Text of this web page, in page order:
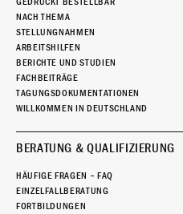
NACH THEMA
STELLUNGNAHMEN
ARBEITSHILFEN
BERICHTE UND STUDIEN
FACHBEITRÄGE
TAGUNGSDOKUMENTATIONEN
WILLKOMMEN IN DEUTSCHLAND
BERATUNG & QUALIFIZIERUNG
HÄUFIGE FRAGEN – FAQ
EINZELFALLBERATUNG
FORTBILDUNGEN